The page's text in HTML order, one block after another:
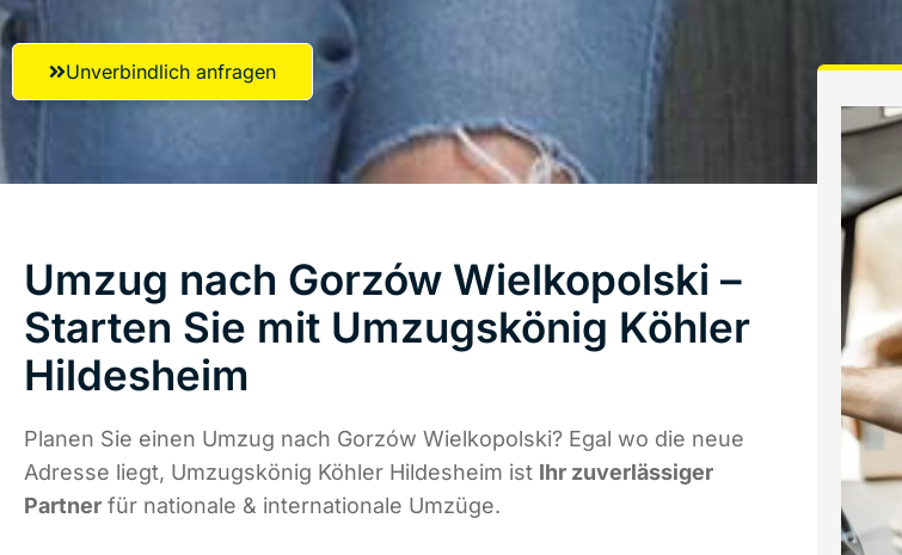
Unverbindlich anfragen
Umzug nach Gorzów Wielkopolski –
Starten Sie mit Umzugskönig Köhler
Hildesheim
Planen Sie einen Umzug nach Gorzów Wielkopolski? Egal wo die neue
Adresse liegt, Umzugskönig Köhler Hildesheim ist Ihr zuverlässiger
Partner für nationale & internationale Umzüge.